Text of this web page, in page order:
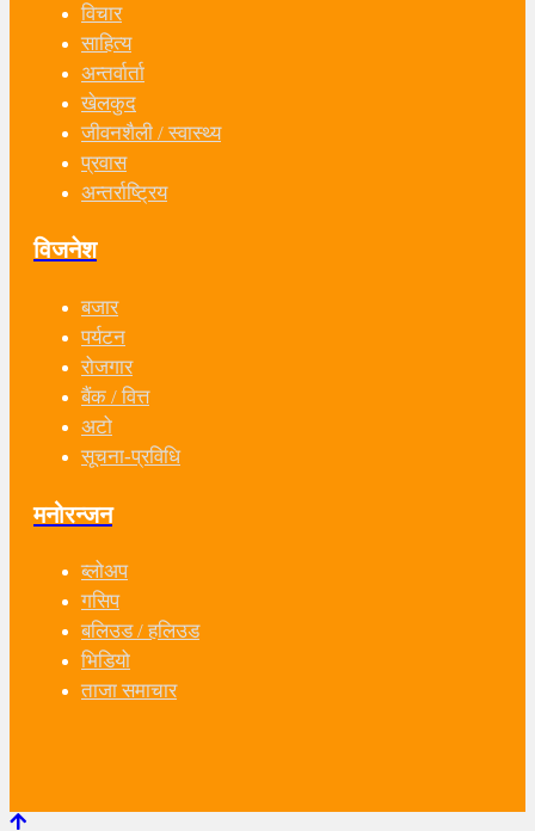
विचार
साहित्य
अन्तर्वार्ता
खेलकुद
जीवनशैली / स्वास्थ्य
प्रवास
अन्तर्राष्ट्रिय
विजनेश
बजार
पर्यटन
रोजगार
बैंक / वित्त
अटो
सूचना-प्रविधि
मनोरन्जन
ब्लोअप
गसिप
बलिउड / हलिउड
भिडियो
ताजा समाचार